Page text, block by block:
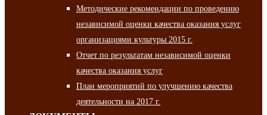
Методические рекомендации по проведению
независимой оценки качества оказания услуг
организациями культуры 2015 г.
Отчет по результатам независимой оценки
качества оказания услуг
План мероприятий по улучшению качества
деятельности на 2017 г.